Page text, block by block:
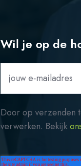
Wil je op de
Door op verzenden
verwerken. Bekijk